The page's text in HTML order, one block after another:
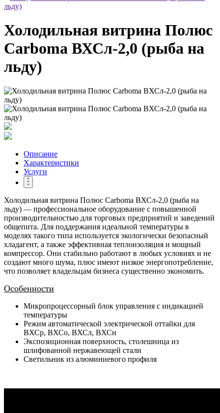
льду)
Холодильная витрина Полюс
Carboma ВХСл-2,0 (рыба на
льду)
Описание
Характеристики
Услуги
Холодильная витрина Полюс Carboma ВХСл-2,0 (рыба на
льду) — профессиональное оборудование с повышенной
производительностью для торговых предприятий и заведений
общепита. Для поддержания идеальной температуры в
моделях такого типа используется экологически безопасный
хладагент, а также эффективная теплоизоляция и мощный
компрессор. Они стабильно работают в любых условиях и не
создают много шума, плюс имеют низкое энергопотребление,
что позволяет владельцам бизнеса существенно экономить.
Особенности
Микропроцессорный блок управления с индикацией
температуры
Режим автоматической электрической оттайки для
ВХСр, ВХСо, ВХСл, ВХСн
Экспозиционная поверхность, столешница из
шлифованной нержавеющей стали
Светильник из алюминиевого профиля